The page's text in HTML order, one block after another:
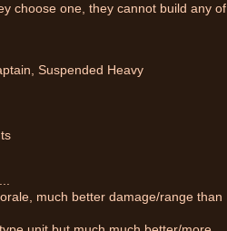
choose one, they cannot build any of
Suspended Heavy
much better damage/range than